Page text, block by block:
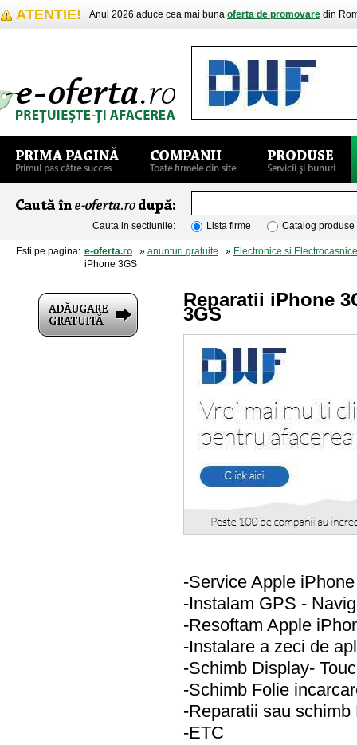
ATENTIE! Anul 2026 aduce cea mai buna oferta de promovare din
Cauta in sectiunile: Lista firme Catalog produse
Esti pe pagina: e-oferta.ro » anunturi gratuite » Electronice si Electrocasnice
iPhone 3GS
Reparatii iPhone
3GS
-Service Apple
-Instalam GPS -
-Resoftam Apple
-Instalare a zeci de
-Schimb Display-
-Schimb Folie
-Reparatii sau schimb
-ETC